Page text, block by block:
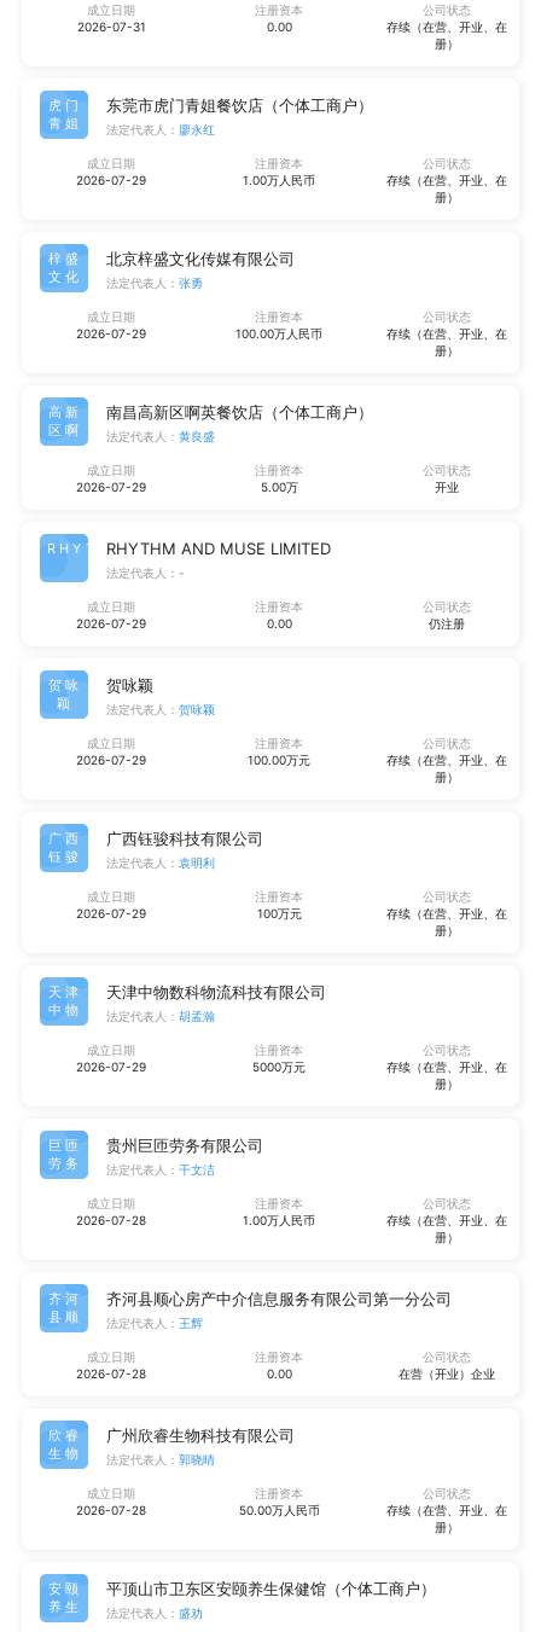
成立日期
2026-07-31
注册资本
0.00
公司状态
存续（在营、开业、在
册）
虎门
青姐
东莞市虎门青姐餐饮店（个体工商户）
法定代表人： 廖永红
成立日期
2026-07-29
注册资本
1.00万人民币
公司状态
存续（在营、开业、在
册）
梓盛
文化
北京梓盛文化传媒有限公司
法定代表人： 张勇
成立日期
2026-07-29
注册资本
100.00万人民币
公司状态
存续（在营、开业、在
册）
高新
区啊
南昌高新区啊英餐饮店（个体工商户）
法定代表人： 黄良盛
成立日期
2026-07-29
注册资本
5.00万
公司状态
开业
RHYT RHYTHM AND MUSE LIMITED
法定代表人： -
成立日期
2026-07-29
注册资本
0.00
公司状态
仍注册
贺咏
颖
贺咏颖
法定代表人： 贺咏颖
成立日期
2026-07-29
注册资本
100.00万元
公司状态
存续（在营、开业、在
册）
广西
钰骏
广西钰骏科技有限公司
法定代表人： 袁明利
成立日期
2026-07-29
注册资本
100万元
公司状态
存续（在营、开业、在
册）
天津
中物
天津中物数科物流科技有限公司
法定代表人： 胡孟瀚
成立日期
2026-07-29
注册资本
5000万元
公司状态
存续（在营、开业、在
册）
巨匝
劳务
贵州巨匝劳务有限公司
法定代表人： 干文洁
成立日期
2026-07-28
注册资本
1.00万人民币
公司状态
存续（在营、开业、在
册）
齐河
县顺
齐河县顺心房产中介信息服务有限公司第一分公司
法定代表人： 王辉
成立日期
2026-07-28
注册资本
0.00
公司状态
在营（开业）企业
欣睿
生物
广州欣睿生物科技有限公司
法定代表人： 郭晓晴
成立日期
2026-07-28
注册资本
50.00万人民币
公司状态
存续（在营、开业、在
册）
安颐
养生
平顶山市卫东区安颐养生保健馆（个体工商户）
法定代表人： 盛劝